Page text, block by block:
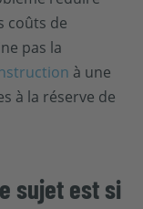
coûts de
pas la
à une
à la réserve de
sujet est si